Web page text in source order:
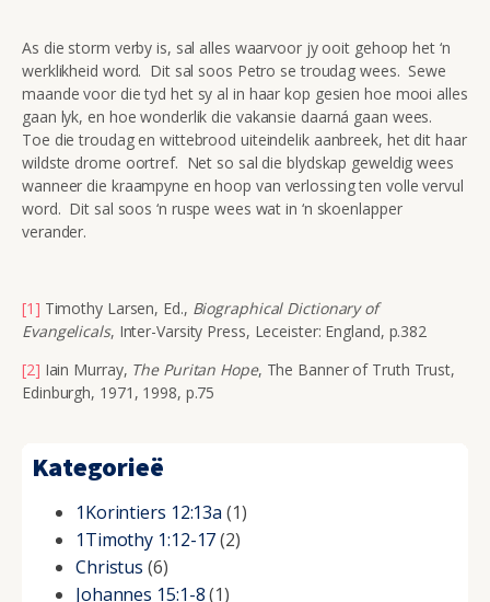
As die storm verby is, sal alles waarvoor jy ooit gehoop het ‘n
werklikheid word. Dit sal soos Petro se troudag wees. Sewe
maande voor die tyd het sy al in haar kop gesien hoe mooi alles
gaan lyk, en hoe wonderlik die vakansie daarná gaan wees.
Toe die troudag en wittebrood uiteindelik aanbreek, het dit haar
wildste drome oortref. Net so sal die blydskap geweldig wees
wanneer die kraampyne en hoop van verlossing ten volle vervul
word. Dit sal soos ‘n ruspe wees wat in ‘n skoenlapper
verander.
[1] Timothy Larsen, Ed., Biographical Dictionary of
Evangelicals, Inter-Varsity Press, Leceister: England, p.382
[2] Iain Murray, The Puritan Hope, The Banner of Truth Trust,
Edinburgh, 1971, 1998, p.75
Kategorieë
1Korintiers 12:13a (1)
1Timothy 1:12-17(2)
Christus (6)
Johannes 15:1-8(1)